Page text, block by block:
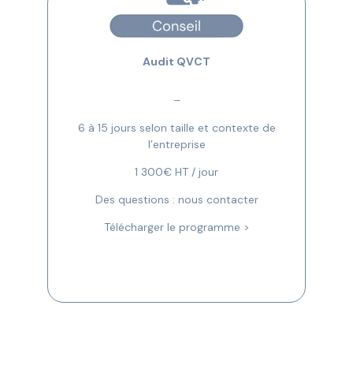
Audit QVCT
–
6 à 15 jours selon taille et contexte de
l’entreprise
1 300€ HT / jour
Des questions : nous contacter
Télécharger le programme >